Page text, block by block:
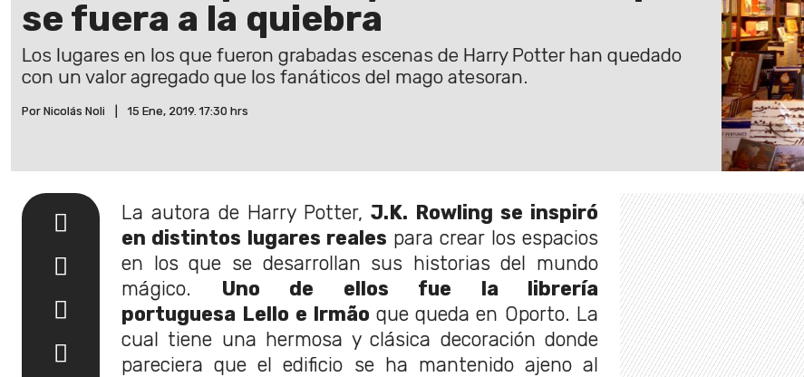
se fuera a la quiebra
Los lugares en los que fueron grabadas escenas de Harry Potter han quedado
con un valor agregado que los fanáticos del mago atesoran.
Por Nicolás Noli 15 Ene, 2019. 17:30 hrs
La autora de Harry Potter, J.K. Rowling se inspiró
en distintos lugares reales para crear los espacios
en los que se desarrollan sus historias del mundo
mágico. Uno de ellos fue la librería
portuguesa Lello e Irmão que queda en Oporto. La
cual tiene una hermosa y clásica decoración donde
pareciera que el edificio se ha mantenido ajeno al